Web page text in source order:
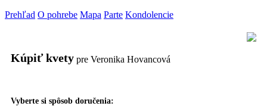
Prehľad O pohrebe Mapa Parte Kondolencie
Kúpiť kvety pre Veronika Hovancová
Vyberte si spôsob doručenia: